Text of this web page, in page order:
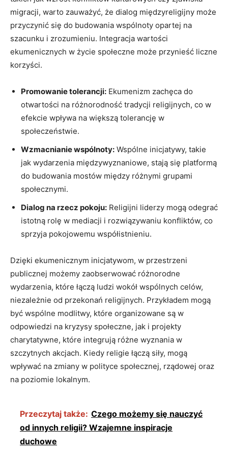
migracji, warto zauważyć, że dialog międzyreligijny może⁤
przyczynić się do ⁣budowania wspólnoty opartej na
szacunku i zrozumieniu. Integracja wartości
ekumenicznych w życie społeczne⁢ może przynieść‌ liczne
korzyści.
Promowanie tolerancji: Ekumenizm zachęca do
otwartości na różnorodność tradycji religijnych, co w
efekcie wpływa na‍ większą tolerancję⁤ w‌
społeczeństwie.
Wzmacnianie wspólnoty: Wspólne inicjatywy, takie
jak wydarzenia międzywyznaniowe, stają się platformą
do budowania mostów między różnymi ⁤grupami
społecznymi.
Dialog na rzecz pokoju: Religijni liderzy mogą odegrać
istotną rolę w mediacji i rozwiązywaniu konfliktów, ‌co
sprzyja pokojowemu​ współistnieniu.
Dzięki ekumenicznym inicjatywom, w przestrzeni
⁢publicznej możemy zaobserwować różnorodne
wydarzenia, które łączą ludzi wokół wspólnych celów,
niezależnie od przekonań religijnych. Przykładem⁤ mogą⁤
być wspólne modlitwy, które organizowane są w
odpowiedzi na ‌kryzysy społeczne, jak⁢ i projekty
charytatywne, które integrują różne ​wyznania w
szczytnych​ akcjach. Kiedy religie łączą siły, mogą
wpływać na zmiany w polityce⁢ społecznej, rządowej oraz
na poziomie lokalnym.
Przeczytaj także: Czego możemy się nauczyć
od innych religii? Wzajemne inspiracje
duchowe